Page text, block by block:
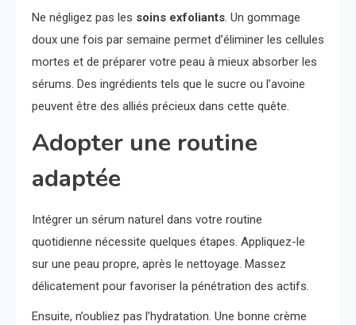
Ne négligez pas les soins exfoliants. Un gommage
doux une fois par semaine permet d’éliminer les cellules
mortes et de préparer votre peau à mieux absorber les
sérums. Des ingrédients tels que le sucre ou l’avoine
peuvent être des alliés précieux dans cette quête.
Adopter une routine
adaptée
Intégrer un sérum naturel dans votre routine
quotidienne nécessite quelques étapes. Appliquez-le
sur une peau propre, après le nettoyage. Massez
délicatement pour favoriser la pénétration des actifs.
Ensuite, n’oubliez pas l’hydratation. Une bonne crème